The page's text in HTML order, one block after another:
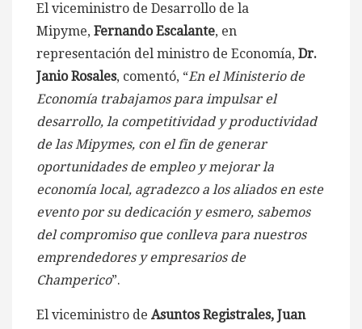
El viceministro de Desarrollo de la
Mipyme, Fernando Escalante, en
representación del ministro de Economía, Dr.
Janio Rosales, comentó, “En el Ministerio de
Economía trabajamos para impulsar el
desarrollo, la competitividad y productividad
de las Mipymes, con el fin de generar
oportunidades de empleo y mejorar la
economía local, agradezco a los aliados en este
evento por su dedicación y esmero, sabemos
del compromiso que conlleva para nuestros
emprendedores y empresarios de
Champerico”.
El viceministro de Asuntos Registrales, Juan